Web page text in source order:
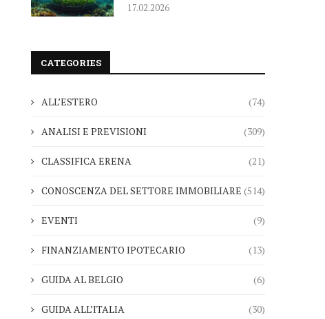
17.02.2026
CATEGORIES
ALL’ESTERO (74)
ANALISI E PREVISIONI (309)
CLASSIFICA ERENA (21)
CONOSCENZA DEL SETTORE IMMOBILIARE (514)
EVENTI (9)
FINANZIAMENTO IPOTECARIO (13)
GUIDA AL BELGIO (6)
GUIDA ALL’ITALIA (30)